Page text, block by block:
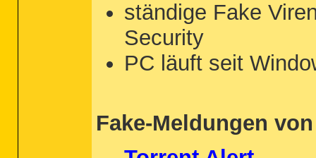
ständige Fake
Security
PC läuft seit
Fake-Meldungen